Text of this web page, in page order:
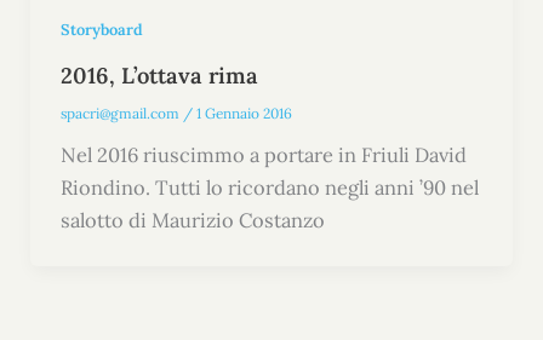
Storyboard
2016, L’ottava rima
spacri@gmail.com / 1 Gennaio 2016
Nel 2016 riuscimmo a portare in Friuli David
Riondino. Tutti lo ricordano negli anni ’90 nel
salotto di Maurizio Costanzo